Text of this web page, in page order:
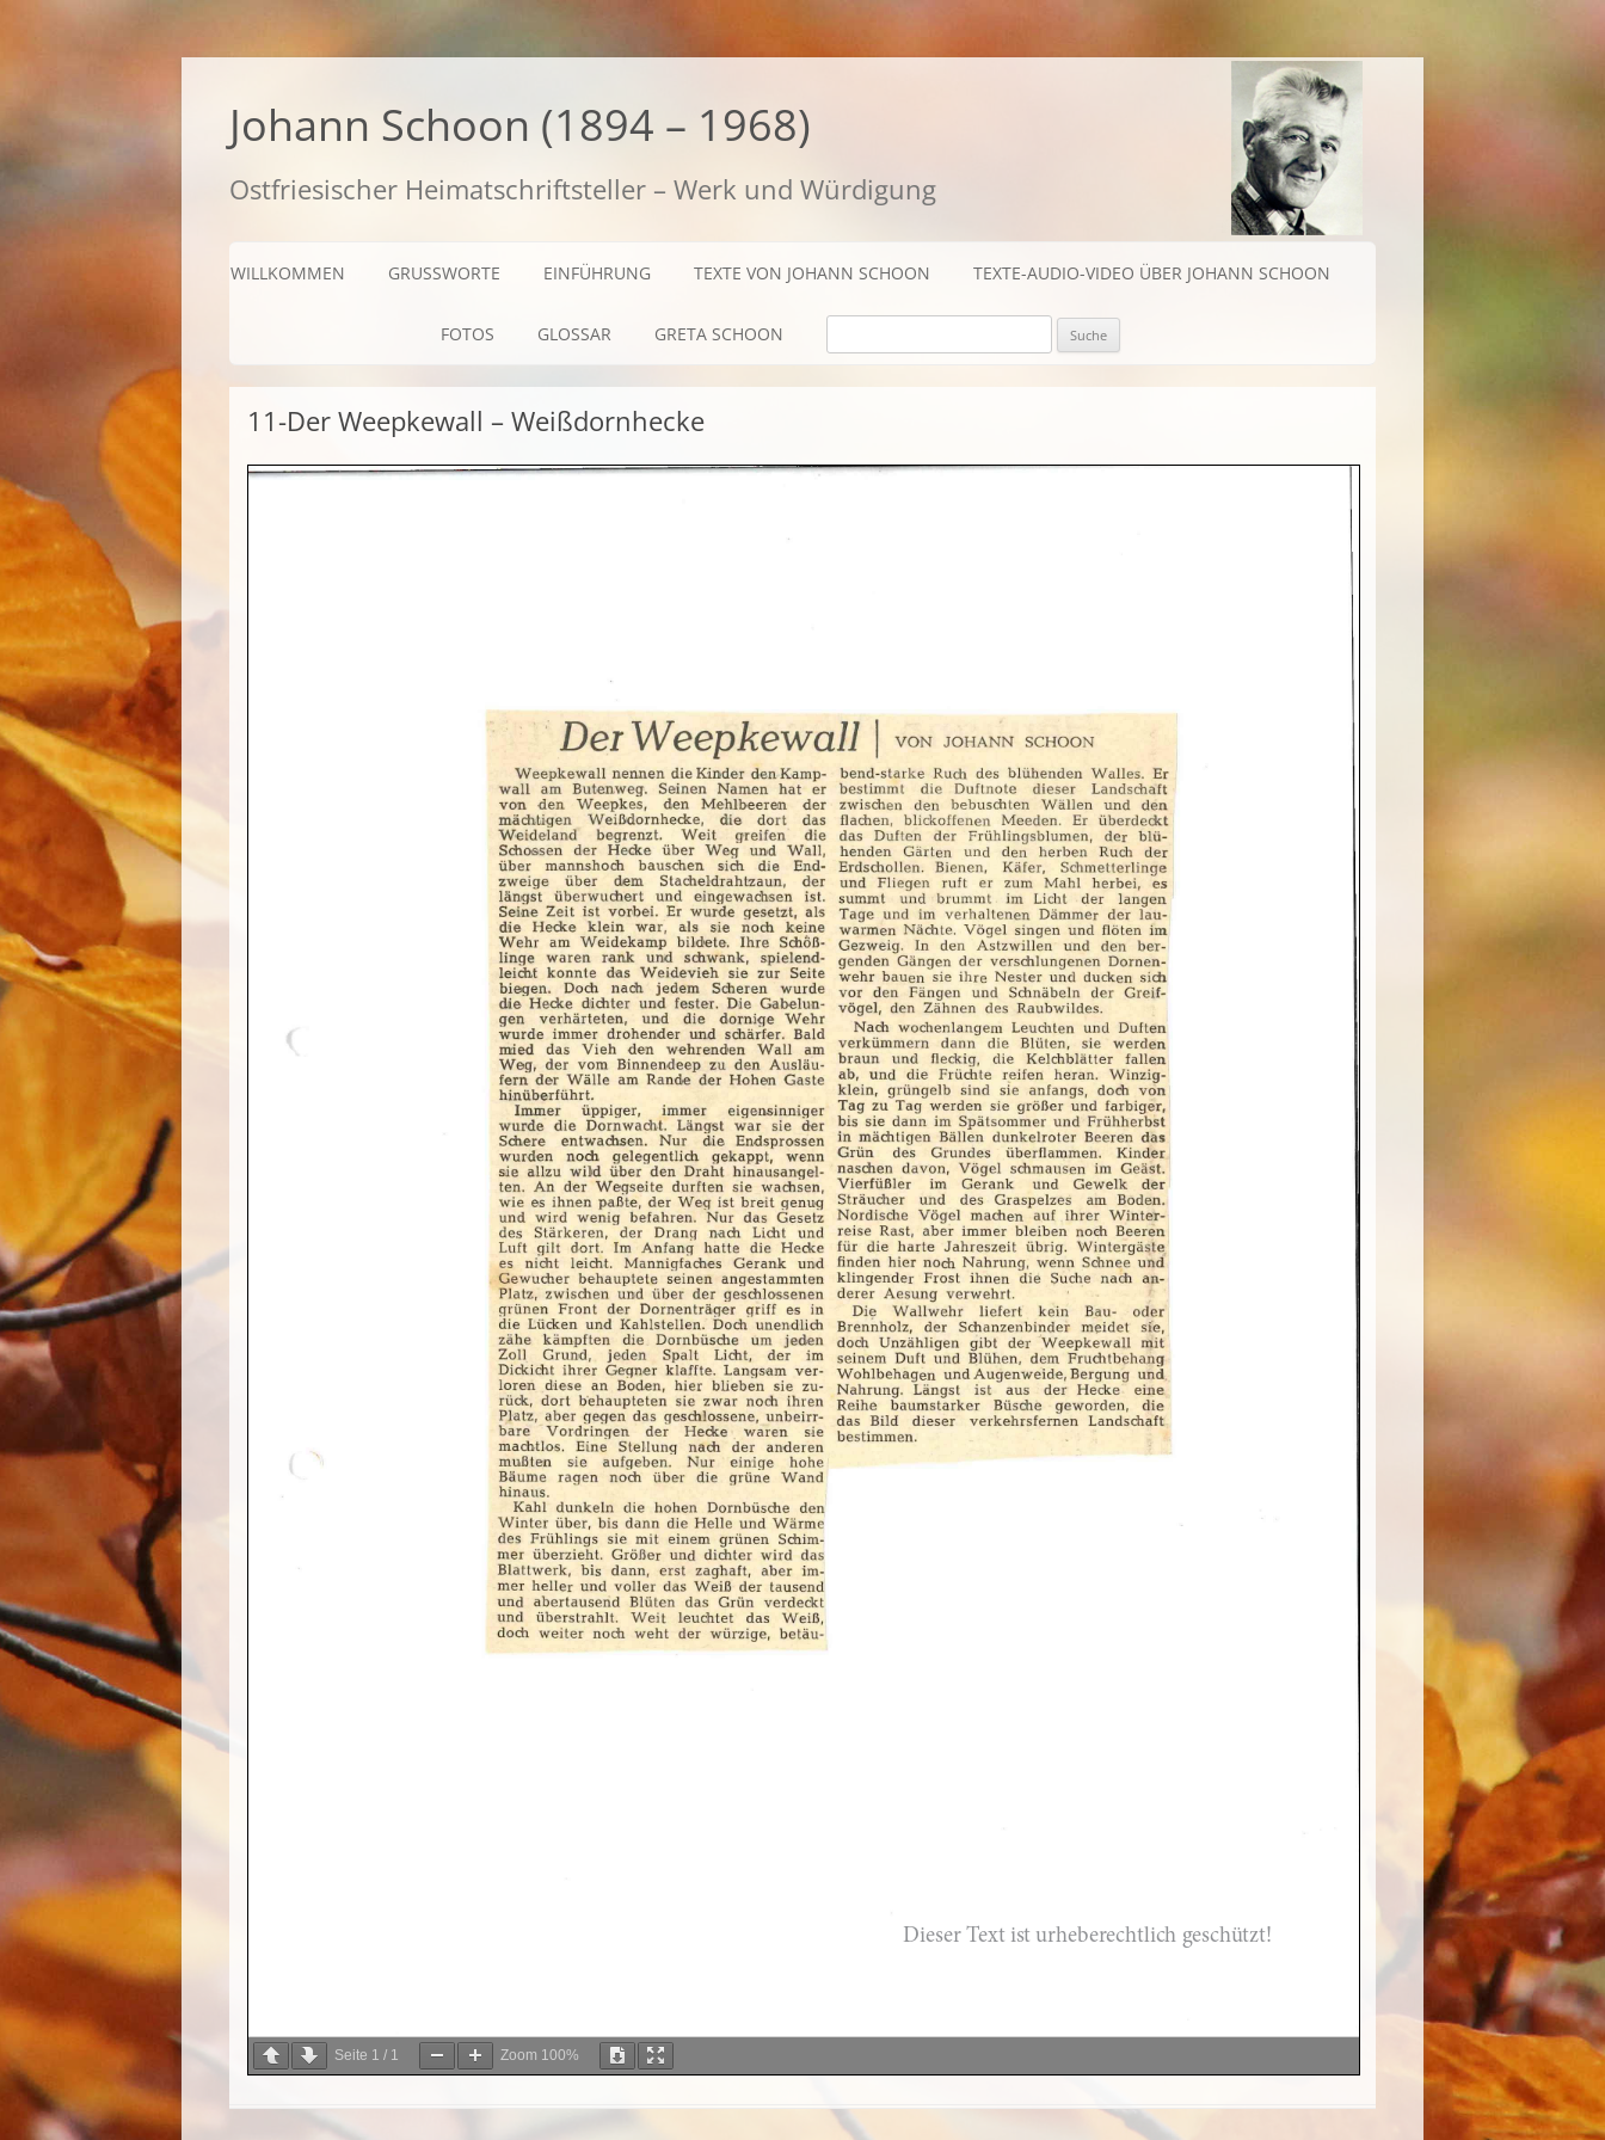
Zum
Johann Schoon (1894 – 1968)
Ostfriesischer Heimatschriftsteller – Werk und Würdigung
WILLKOMMEN GRUSSWORTE EINFÜHRUNG TEXTE VON JOHANN SCHOON TEXTE-AUDIO-VIDEO ÜBER JOHANN SCHOON
FOTOS GLOSSAR GRETA SCHOON
BIOGRAFISCHES
FOTOS
SUCHE NACH:
11-Der Weepkewall – Weißdornhecke
Seite 1 / 1 Zoom 100%